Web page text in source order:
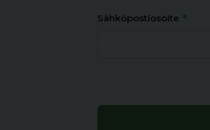
Sähköpostiosoite *